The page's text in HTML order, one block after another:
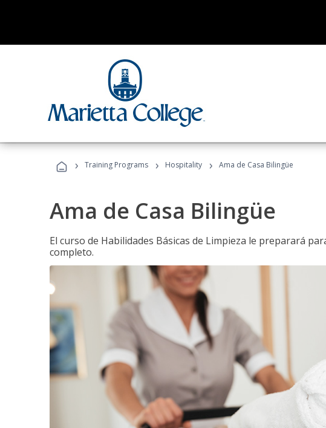
› Training Programs › Hospitality › Ama de Casa Bilingüe
Ama de Casa Bilingüe
El curso de Habilidades Básicas de Limpieza le preparará
completo.